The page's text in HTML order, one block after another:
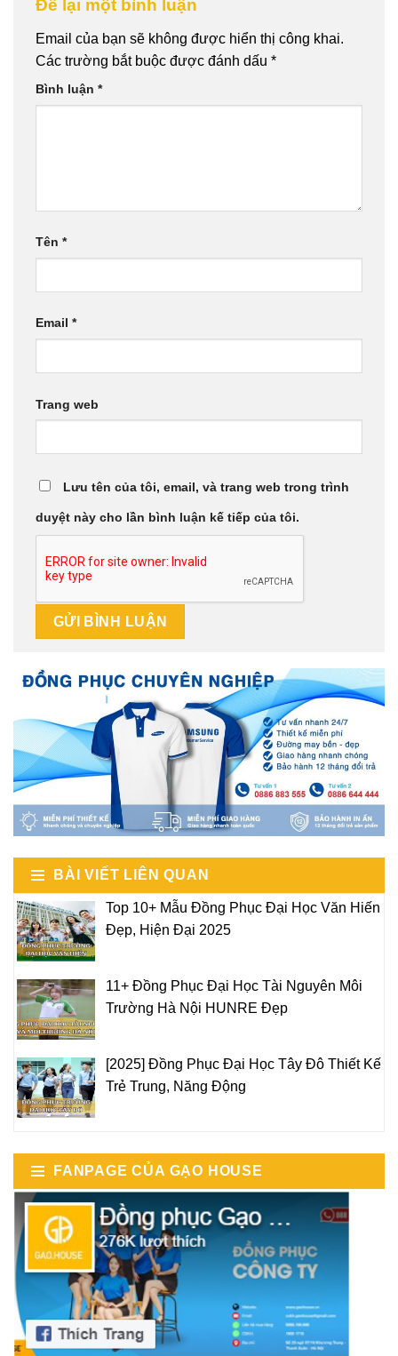
Để lại một bình luận
Email của bạn sẽ không được hiển thị công khai.
Các trường bắt buộc được đánh dấu *
Bình luận *
Tên *
Email *
Trang web
Lưu tên của tôi, email, và trang web trong trình
duyệt này cho lần bình luận kế tiếp của tôi.
BÀI VIẾT LIÊN QUAN
Top 10+ Mẫu Đồng Phục Đại Học Văn Hiến
Đẹp, Hiện Đại 2025
11+ Đồng Phục Đại Học Tài Nguyên Môi
Trường Hà Nội HUNRE Đẹp
[2025] Đồng Phục Đại Học Tây Đô Thiết Kế
Trẻ Trung, Năng Động
FANPAGE CỦA GẠO HOUSE